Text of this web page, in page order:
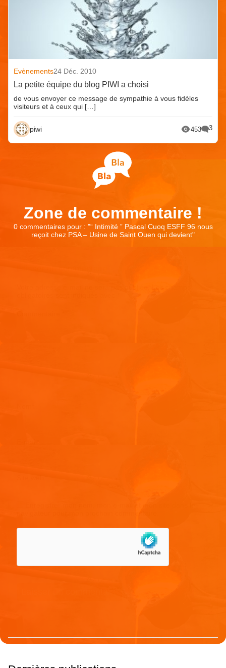
Evènements24 Déc. 2010
La petite équipe du blog PIWI a choisi
de vous envoyer ce message de sympathie à vous fidèles
visiteurs et à ceux qui […]
piwi 453 3
Zone de commentaire !
0 commentaires pour : "“ Intimité ” Pascal Cuoq ESFF 96 nous
reçoit chez PSA – Usine de Saint Ouen qui devient"